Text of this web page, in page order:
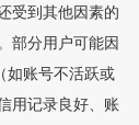
受到其他因素的
部分用户可能因
如账号不活跃或
用记录良好、账